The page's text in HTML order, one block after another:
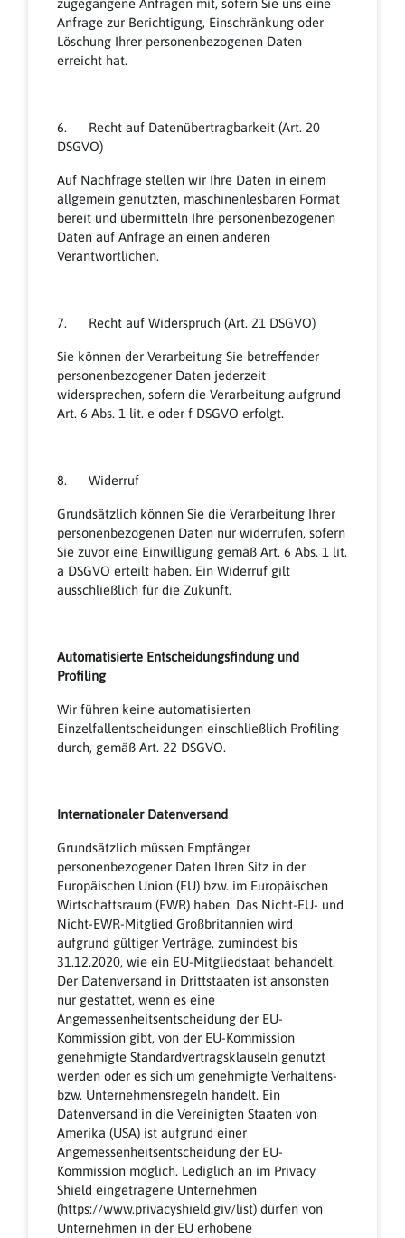
zugegangene Anfragen mit, sofern Sie uns eine
Anfrage zur Berichtigung, Einschränkung oder
Löschung Ihrer personenbezogenen Daten
erreicht hat.
6. Recht auf Datenübertragbarkeit (Art. 20
DSGVO)
Auf Nachfrage stellen wir Ihre Daten in einem
allgemein genutzten, maschinenlesbaren Format
bereit und übermitteln Ihre personenbezogenen
Daten auf Anfrage an einen anderen
Verantwortlichen.
7. Recht auf Widerspruch (Art. 21 DSGVO)
Sie können der Verarbeitung Sie betreffender
personenbezogener Daten jederzeit
widersprechen, sofern die Verarbeitung aufgrund
Art. 6 Abs. 1 lit. e oder f DSGVO erfolgt.
8. Widerruf
Grundsätzlich können Sie die Verarbeitung Ihrer
personenbezogenen Daten nur widerrufen, sofern
Sie zuvor eine Einwilligung gemäß Art. 6 Abs. 1 lit.
a DSGVO erteilt haben. Ein Widerruf gilt
ausschließlich für die Zukunft.
Automatisierte Entscheidungsfindung und
Profiling
Wir führen keine automatisierten
Einzelfallentscheidungen einschließlich Profiling
durch, gemäß Art. 22 DSGVO.
Internationaler Datenversand
Grundsätzlich müssen Empfänger
personenbezogener Daten Ihren Sitz in der
Europäischen Union (EU) bzw. im Europäischen
Wirtschaftsraum (EWR) haben. Das Nicht-EU- und
Nicht-EWR-Mitglied Großbritannien wird
aufgrund gültiger Verträge, zumindest bis
31.12.2020, wie ein EU-Mitgliedstaat behandelt.
Der Datenversand in Drittstaaten ist ansonsten
nur gestattet, wenn es eine
Angemessenheitsentscheidung der EU-
Kommission gibt, von der EU-Kommission
genehmigte Standardvertragsklauseln genutzt
werden oder es sich um genehmigte Verhaltens-
bzw. Unternehmensregeln handelt. Ein
Datenversand in die Vereinigten Staaten von
Amerika (USA) ist aufgrund einer
Angemessenheitsentscheidung der EU-
Kommission möglich. Lediglich an im Privacy
Shield eingetragene Unternehmen
(https://www.privacyshield.giv/list) dürfen von
Unternehmen in der EU erhobene